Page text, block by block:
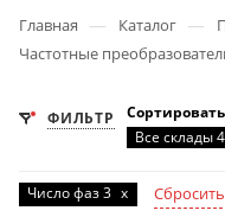
Главная — Каталог —
Частотные
ФИЛЬТР
Все склады
Число фаз 3 x